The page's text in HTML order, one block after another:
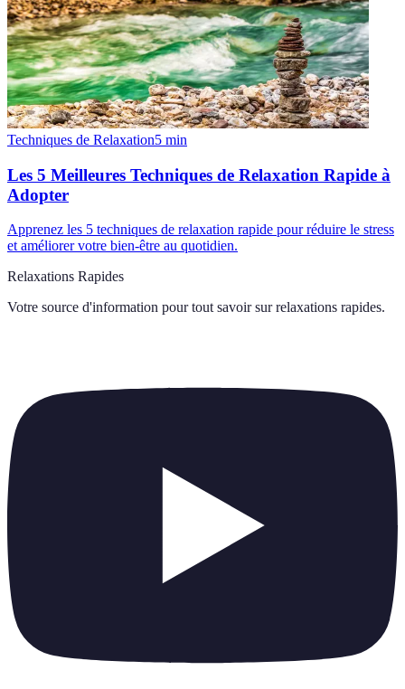
Techniques de Relaxation5 min
Les 5 Meilleures Techniques de Relaxation Rapide à
Adopter
Apprenez les 5 techniques de relaxation rapide pour réduire le stress
et améliorer votre bien-être au quotidien.
Relaxations Rapides
Votre source d'information pour tout savoir sur relaxations rapides.